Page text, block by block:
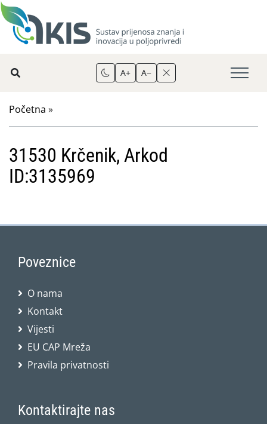
A+ A−
Početna »
31530 Krčenik, Arkod
ID:3135969
Poveznice
O nama
Kontakt
Vijesti
EU CAP Mreža
Pravila privatnosti
Kontaktirajte nas